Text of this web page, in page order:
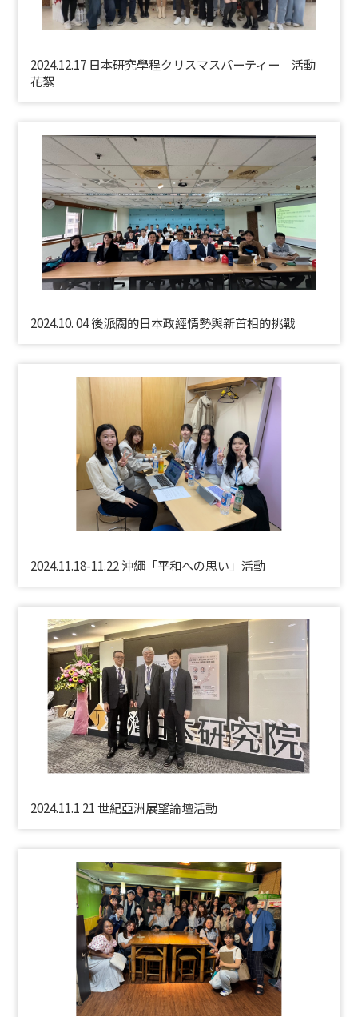
2024.12.17 日本研究學程クリスマスパーティー 活動
花絮
2024.10. 04 後派閥的日本政經情勢與新首相的挑戰
2024.11.18-11.22 沖繩「平和への思い」活動
2024.11.1 21 世紀亞洲展望論壇活動